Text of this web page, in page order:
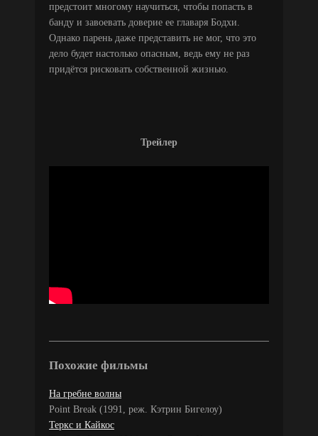
предстоит многому научиться, чтобы попасть в
банду и завоевать доверие ее главаря Бодхи.
Однако парень даже представить не мог, что это
дело будет настолько опасным, ведь ему не раз
придётся рисковать собственной жизнью.
Трейлер
Похожие фильмы
На гребне волны
Point Break (1991, реж. Кэтрин Бигелоу)
Теркс и Кайкос